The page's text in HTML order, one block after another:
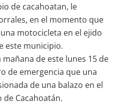
de cacahoatan, le
en el momento que
motocicleta en el ejido
este municipio.
de este lunes 15 de
de emergencia que una
de una balazo en el
Cacahoatán.